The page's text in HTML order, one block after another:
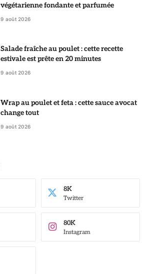
végétarienne fondante et parfumée
9 août 2026
Salade fraîche au poulet : cette recette
estivale est prête en 20 minutes
9 août 2026
Wrap au poulet et feta : cette sauce avocat
change tout
9 août 2026
Twitter
8K
Instagram
80K